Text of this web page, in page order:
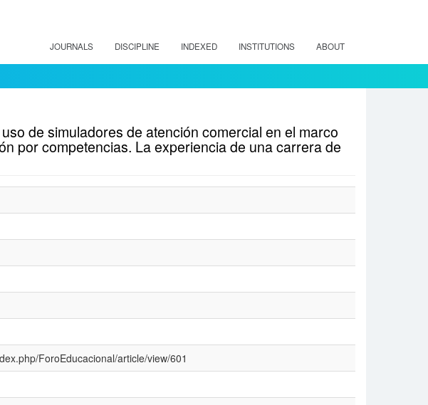
JOURNALS DISCIPLINE INDEXED INSTITUTIONS ABOUT
de simuladores de atención comercial en el marco
por competencias. La experiencia de una carrera de
ForoEducacional/article/view/601